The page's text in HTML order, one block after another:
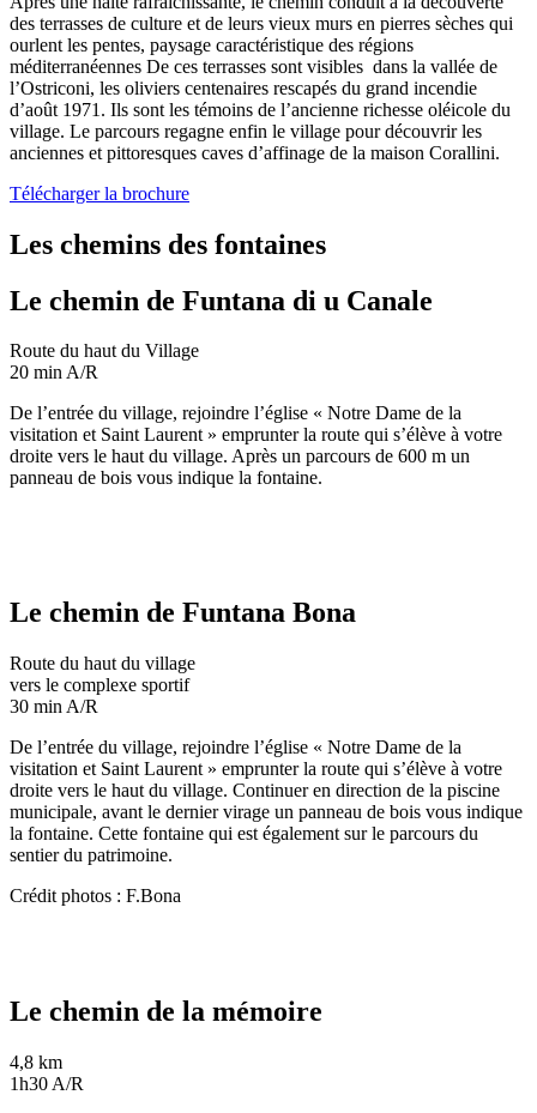
des terrasses de culture et de leurs vieux murs en pierres sèches qui
ourlent les pentes, paysage caractéristique des régions
méditerranéennes De ces terrasses sont visibles dans la vallée de
l’Ostriconi, les oliviers centenaires rescapés du grand incendie
d’août 1971. Ils sont les témoins de l’ancienne richesse oléicole du
village. Le parcours regagne enfin le village pour découvrir les
anciennes et pittoresques caves d’affinage de la maison Corallini.
Télécharger la brochure
Les chemins des fontaines
Le chemin de Funtana di u Canale
Route du haut du Village
20 min A/R
De l’entrée du village, rejoindre l’église « Notre Dame de la
visitation et Saint Laurent » emprunter la route qui s’élève à votre
droite vers le haut du village. Après un parcours de 600 m un
panneau de bois vous indique la fontaine.
Le chemin de Funtana Bona
Route du haut du village
vers le complexe sportif
30 min A/R
De l’entrée du village, rejoindre l’église « Notre Dame de la
visitation et Saint Laurent » emprunter la route qui s’élève à votre
droite vers le haut du village. Continuer en direction de la piscine
municipale, avant le dernier virage un panneau de bois vous indique
la fontaine. Cette fontaine qui est également sur le parcours du
sentier du patrimoine.
Crédit photos : F.Bona
Le chemin de la mémoire
4,8 km
1h30 A/R